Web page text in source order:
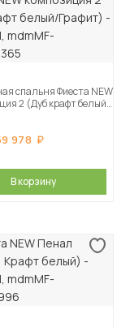
спальня Фиеста NEW
2 (Дуб крафт белый/
978
В корзину